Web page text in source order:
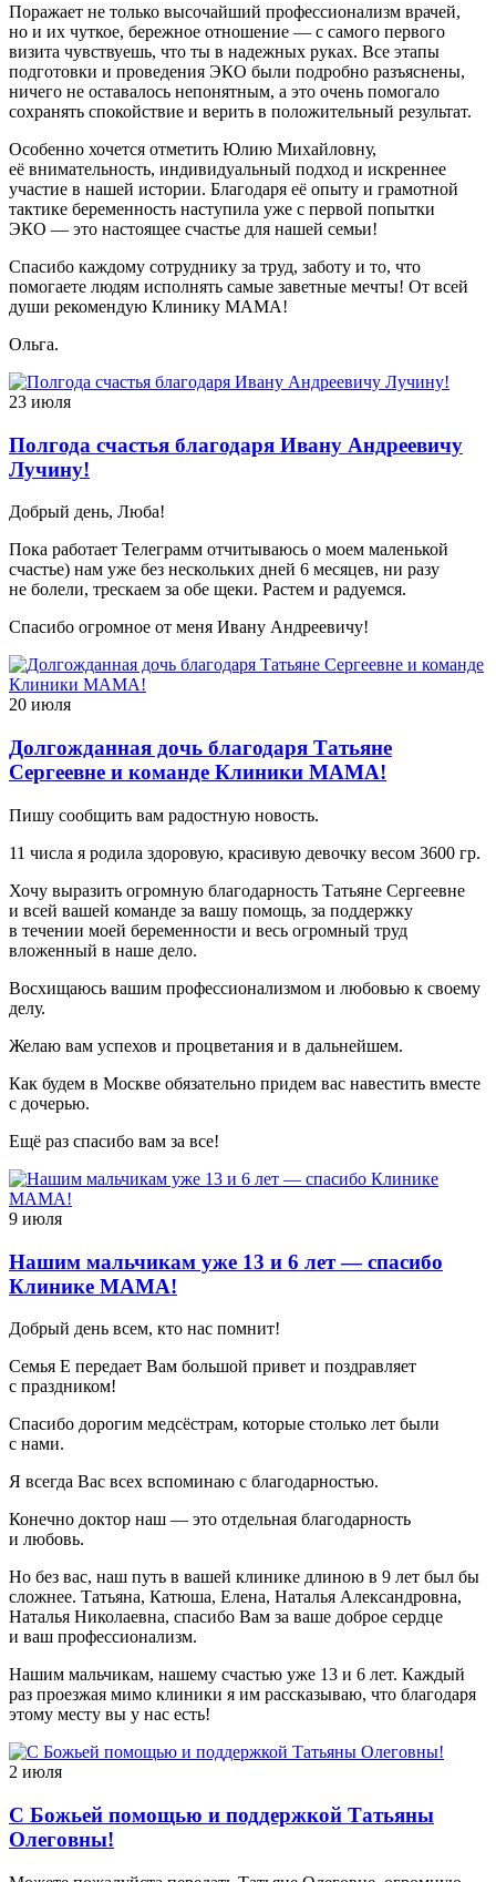
Поражает не только высочайший профессионализм врачей,
но и их чуткое, бережное отношение — с самого первого
визита чувствуешь, что ты в надежных руках. Все этапы
подготовки и проведения ЭКО были подробно разъяснены,
ничего не оставалось непонятным, а это очень помогало
сохранять спокойствие и верить в положительный результат.
Особенно хочется отметить Юлию Михайловну,
её внимательность, индивидуальный подход и искреннее
участие в нашей истории. Благодаря её опыту и грамотной
тактике беременность наступила уже с первой попытки
ЭКО — это настоящее счастье для нашей семьи!
Спасибо каждому сотруднику за труд, заботу и то, что
помогаете людям исполнять самые заветные мечты! От всей
души рекомендую Клинику МАМА!
Ольга.
23 июля
Полгода счастья благодаря Ивану Андреевичу
Лучину!
Добрый день, Люба!
Пока работает Телеграмм отчитываюсь о моем маленькой
счастье) нам уже без нескольких дней 6 месяцев, ни разу
не болели, трескаем за обе щеки. Растем и радуемся.
Спасибо огромное от меня Ивану Андреевичу!
20 июля
Долгожданная дочь благодаря Татьяне
Сергеевне и команде Клиники МАМА!
Пишу сообщить вам радостную новость.
11 числа я родила здоровую, красивую девочку весом 3600 гр.
Хочу выразить огромную благодарность Татьяне Сергеевне
и всей вашей команде за вашу помощь, за поддержку
в течении моей беременности и весь огромный труд
вложенный в наше дело.
Восхищаюсь вашим профессионализмом и любовью к своему
делу.
Желаю вам успехов и процветания и в дальнейшем.
Как будем в Москве обязательно придем вас навестить вместе
с дочерью.
Ещё раз спасибо вам за все!
9 июля
Нашим мальчикам уже 13 и 6 лет — спасибо
Клинике МАМА!
Добрый день всем, кто нас помнит!
Семья Е передает Вам большой привет и поздравляет
с праздником!
Спасибо дорогим медсёстрам, которые столько лет были
с нами.
Я всегда Вас всех вспоминаю с благодарностью.
Конечно доктор наш — это отдельная благодарность
и любовь.
Но без вас, наш путь в вашей клинике длиною в 9 лет был бы
сложнее. Татьяна, Катюша, Елена, Наталья Александровна,
Наталья Николаевна, спасибо Вам за ваше доброе сердце
и ваш профессионализм.
Нашим мальчикам, нашему счастью уже 13 и 6 лет. Каждый
раз проезжая мимо клиники я им рассказываю, что благодаря
этому месту вы у нас есть!
2 июля
С Божьей помощью и поддержкой Татьяны
Олеговны!